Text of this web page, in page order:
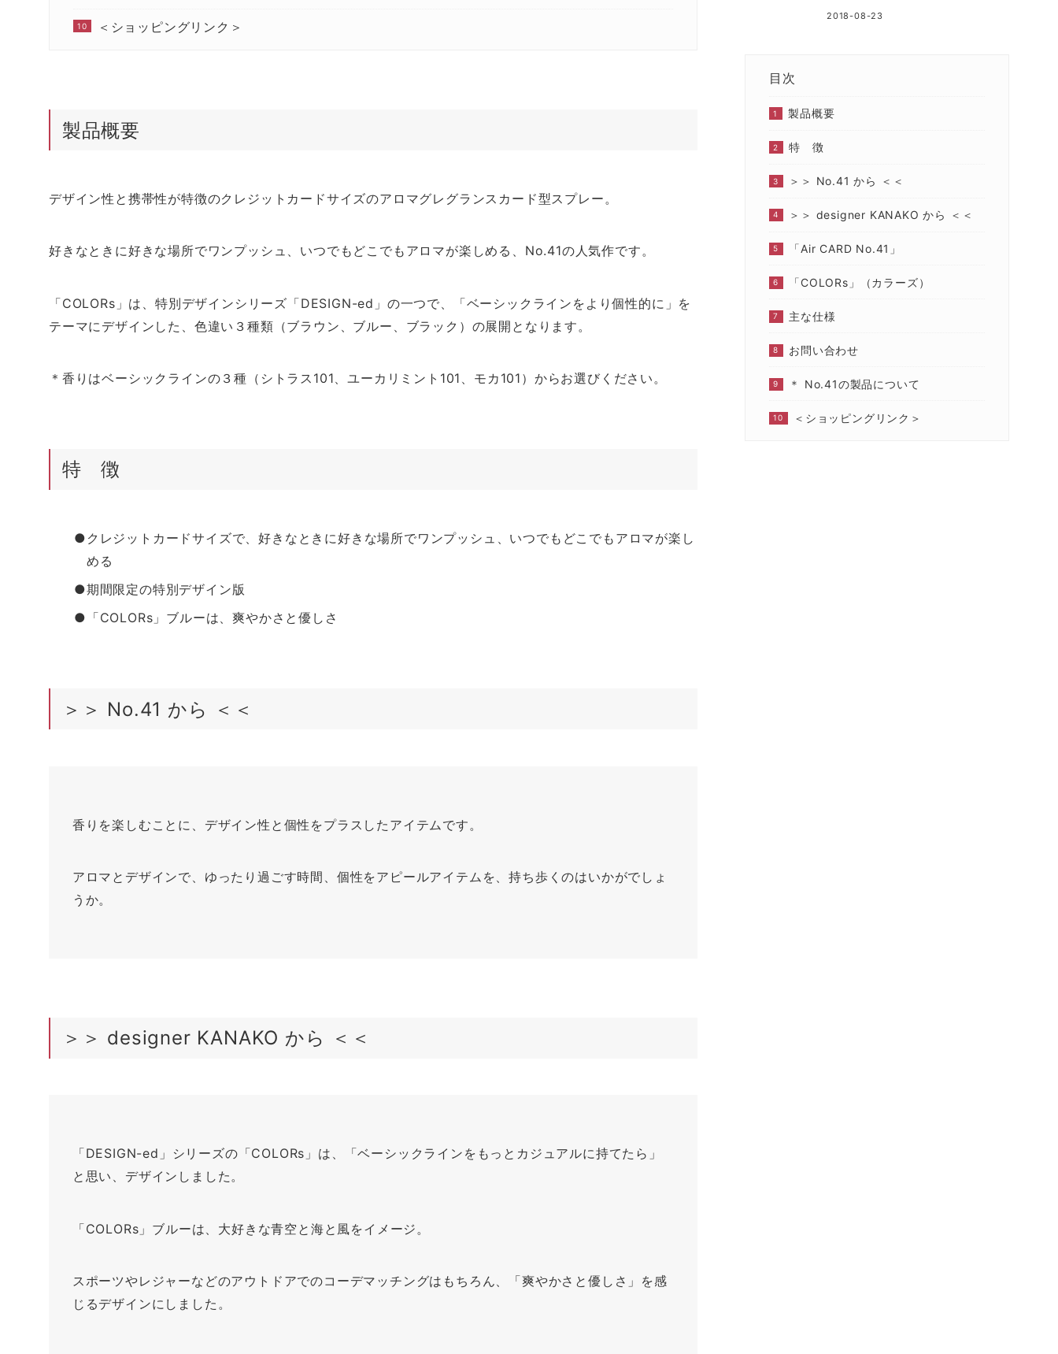
＜ショッピングリンク＞
製品概要
デザイン性と携帯性が特徴のクレジットカードサイズのアロマグレグランスカード型スプレー。
好きなときに好きな場所でワンプッシュ、いつでもどこでもアロマが楽しめる、No.41の人気作です。
「COLORs」は、特別デザインシリーズ「DESIGN-ed」の一つで、「ベーシックラインをより個性的に」を
テーマにデザインした、色違い３種類（ブラウン、ブルー、ブラック）の展開となります。
＊香りはベーシックラインの３種（シトラス101、ユーカリミント101、モカ101）からお選びください。
特 徴
●クレジットカードサイズで、好きなときに好きな場所でワンプッシュ、いつでもどこでもアロマが楽し
める
●期間限定の特別デザイン版
●「COLORs」ブルーは、爽やかさと優しさ
＞＞ No.41 から ＜＜
香りを楽しむことに、デザイン性と個性をプラスしたアイテムです。
アロマとデザインで、ゆったり過ごす時間、個性をアピールアイテムを、持ち歩くのはいかがでしょ
うか。
＞＞ designer KANAKO から ＜＜
「DESIGN-ed」シリーズの「COLORs」は、「ベーシックラインをもっとカジュアルに持てたら」
と思い、デザインしました。
「COLORs」ブルーは、大好きな青空と海と風をイメージ。
スポーツやレジャーなどのアウトドアでのコーデマッチングはもちろん、「爽やかさと優しさ」を感
じるデザインにしました。
2018-08-23
目次
製品概要
特 徴
＞＞ No.41 から ＜＜
＞＞ designer KANAKO から ＜＜
「Air CARD No.41」
「COLORs」（カラーズ）
主な仕様
お問い合わせ
＊ No.41の製品について
＜ショッピングリンク＞